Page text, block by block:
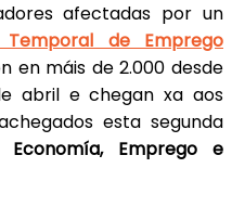
afectadas por un
Temporal de Emprego
en máis de 2.000 desde
abril e chegan xa aos
esta segunda
Economía, Emprego e